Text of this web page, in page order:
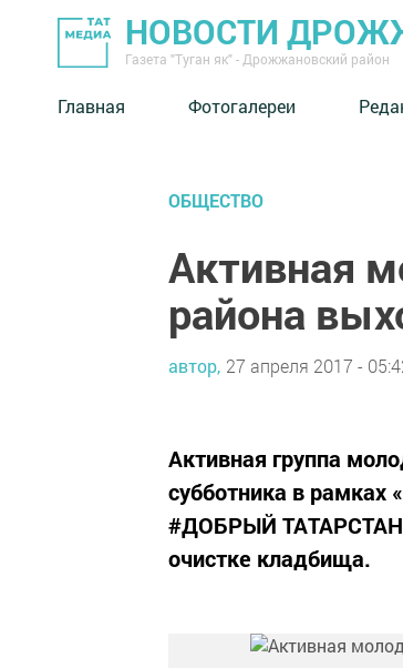
НОВОСТИ
Газета "Туган як" - Дрожжановский район
Главная Фотогалереи
ОБЩЕСТВО
Активная
района
автор, 27 апреля 2017 -
Активная группа
субботника в рамках
#ДОБРЫЙ ТАТАРСТАН
очистке кладбища.